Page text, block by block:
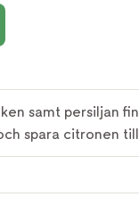
samt persiljan
spara citronen